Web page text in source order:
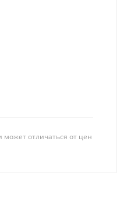
может отличаться от цен